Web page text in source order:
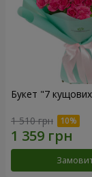
Букет "7
1 510 грн